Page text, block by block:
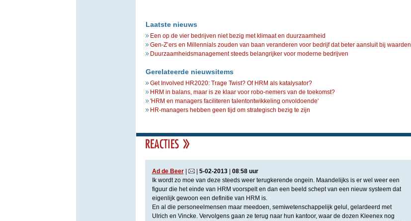
Laatste nieuws
Een op de vier bedrijven niet bezig met klimaat en duurzaamheid
Gen-Z’ers en Millennials zouden van baan veranderen voor bedrijf dat beter aansluit bij waarden
Duurzaamheidsmanagement steeds belangrijker voor moderne bedrijven
Gerelateerde nieuwsitems
Get Involved HR2020: Trage Twist? Of HRM als katalysator?
HRM in balans, maar is ze klaar voor robo-nemers van de toekomst?
'HRM en managers faciliteren talentontwikkeling onvoldoende'
HR-managers hebben geen tijd om strategisch bezig te zijn
Ad de Beer| | 5-02-2013| 08:58 uur
Ik wordt zo moe van deze steeds weer terugkerende ongein. Maandelijks is er wel weer een
figuur die het einde van HRM voorspelt en dan een beeld schept van een nieuw systeem dat
eigenlijk gewoon een definitie van HRM is.
En al die personeelmensen maar meedoen, semiwetenschappelijk gelul, gelardeerd met
Ulrich en Vincke. Vervolgens gaan ze terug naar hun kantoor, waar de dozen Kleenex nog